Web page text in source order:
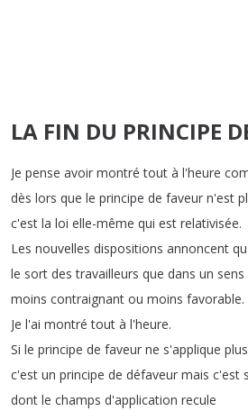
LA FIN DU PRINCIPE
Je pense avoir montré tout à l'heure
dès lors que le principe de faveur n'est
c'est la loi elle-même qui est relativisée.
Les nouvelles dispositions annoncent
le sort des travailleurs que dans un sens
moins contraignant ou moins favorable.
Je l'ai montré tout à l'heure.
Si le principe de faveur ne s'applique plus
c'est un principe de défaveur mais c'est
dont le champs d'application recule